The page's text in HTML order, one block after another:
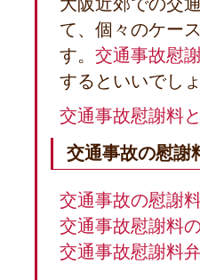
て、個々のケー
す。 交通事故慰
するといいでしょ
交通事故慰謝料
交通事故の慰謝
交通事故の慰謝
交通事故慰謝料
交通事故慰謝料